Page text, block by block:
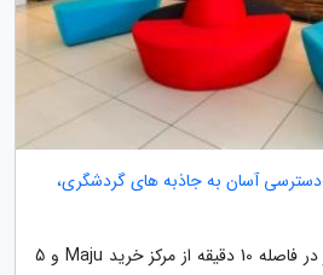
آسان به جاذبه های گردشگری،
هتل کلاب دلفین کوالالامپور در فاصله 10 دقیقه از مرکز خرید Maju و 5